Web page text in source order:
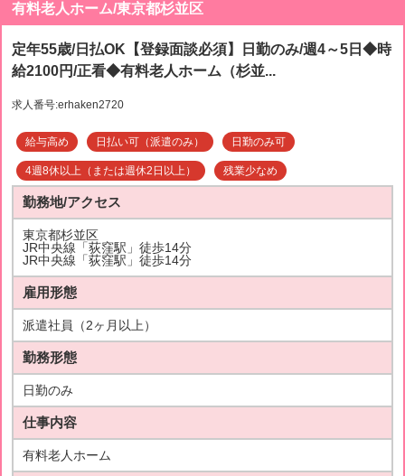
有料老人ホーム/東京都杉並区
定年55歳/日払OK【登録面談必須】日勤のみ/週4～5日◆時
給2100円/正看◆有料老人ホーム（杉並...
求人番号:erhaken2720
給与高め 日払い可（派遣のみ） 日勤のみ可
4週8休以上（または週休2日以上） 残業少なめ
勤務地/アクセス
東京都杉並区
JR中央線「荻窪駅」徒歩14分
JR中央線「荻窪駅」徒歩14分
雇用形態
派遣社員（2ヶ月以上）
勤務形態
日勤のみ
仕事内容
有料老人ホーム